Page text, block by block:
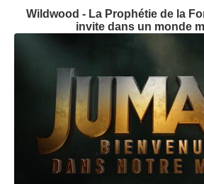
Wildwood - La Prophétie de la
invite dans un monde